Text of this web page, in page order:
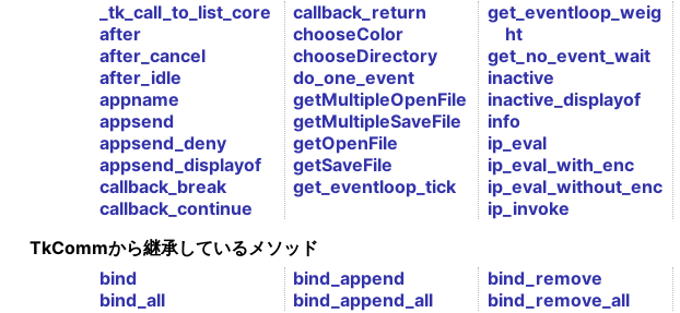
_tk_call_to_list_core
after
after_cancel
after_idle
appname
appsend
appsend_deny
appsend_displayof
callback_break
callback_continue
callback_return
chooseColor
chooseDirectory
do_one_event
getMultipleOpenFile
getMultipleSaveFile
getOpenFile
getSaveFile
get_eventloop_tick
get_eventloop_weig
ht
get_no_event_wait
inactive
inactive_displayof
info
ip_eval
ip_eval_with_enc
ip_eval_without_enc
ip_invoke
TkCommから継承しているメソッド
bind
bind_all
bind_append
bind_append_all
bind_remove
bind_remove_all